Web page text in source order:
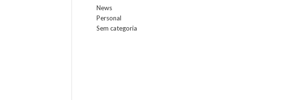
News
Personal
Sem categoria